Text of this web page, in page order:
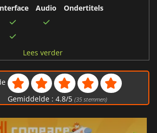
Audio
Ondertitels
Lees verder
Gemiddelde : 4.8/5 (35stemmen)